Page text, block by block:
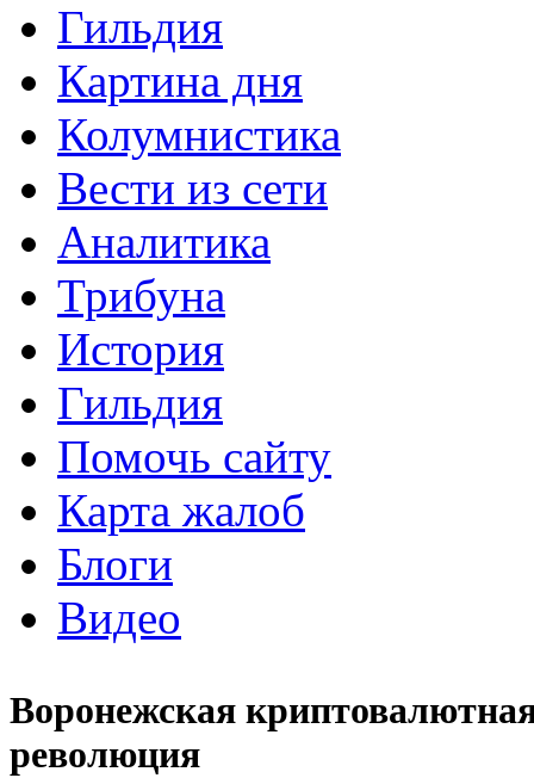
Гильдия
Картина дня
Колумнистика
Вести из сети
Аналитика
Трибуна
История
Гильдия
Помочь сайту
Карта жалоб
Блоги
Видео
Воронежская
революция